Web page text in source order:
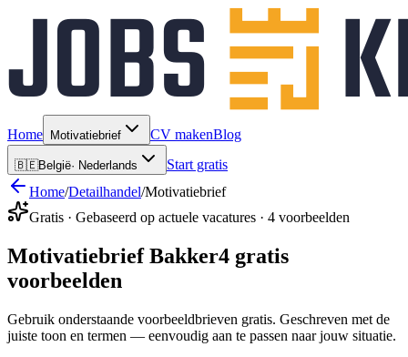
Home Motivatiebrief CV makenBlog
🇧🇪België· Nederlands
Start gratis
Home/Detailhandel/Motivatiebrief
Gratis · Gebaseerd op actuele vacatures · 4 voorbeelden
Motivatiebrief Bakker4 gratis
voorbeelden
Gebruik onderstaande voorbeeldbrieven gratis. Geschreven met de
juiste toon en termen — eenvoudig aan te passen naar jouw situatie.